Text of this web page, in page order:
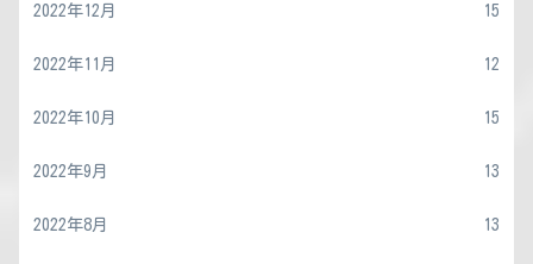
2022年12月 15
2022年11月 12
2022年10月 15
2022年9月 13
2022年8月 13